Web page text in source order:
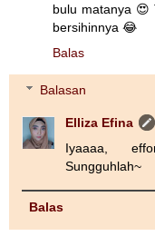
bulu matanya 😍
bersihinnya 😂
Balas
Balasan
Elliza Efina
Iyaaaa,
Sungguhlah~
Balas